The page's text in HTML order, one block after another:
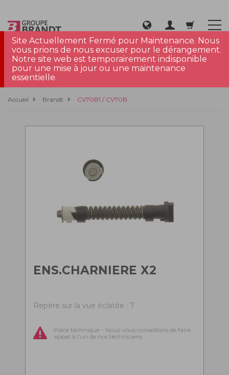
Site Actuellement Fermé pour Maintenance. Nous
vous prions de nous excuser pour le dérangement.
Notre site web est temporairement indisponible
pour une mise à jour ou une maintenance
essentielle.
Accueil Brandt CV70B1 / CV70B
ENS.CHARNIERE X2
Repère sur la vue éclatée : 7
Pièce technique - Nous vous conseillons de faire
appel à l'un de nos techniciens